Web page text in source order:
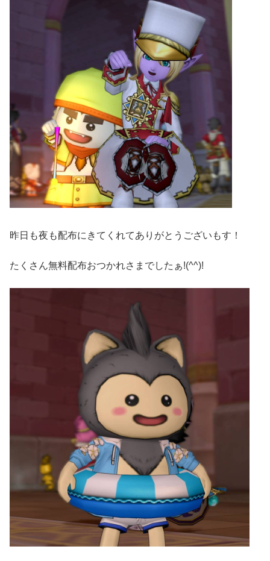
昨日も夜も配布にきてくれてありがとうございもす！
たくさん無料配布おつかれさまでしたぁ!(^^)!